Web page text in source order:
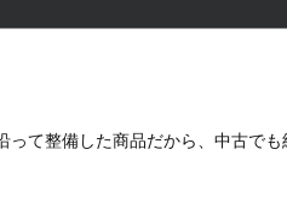
って整備した商品だから、中古で